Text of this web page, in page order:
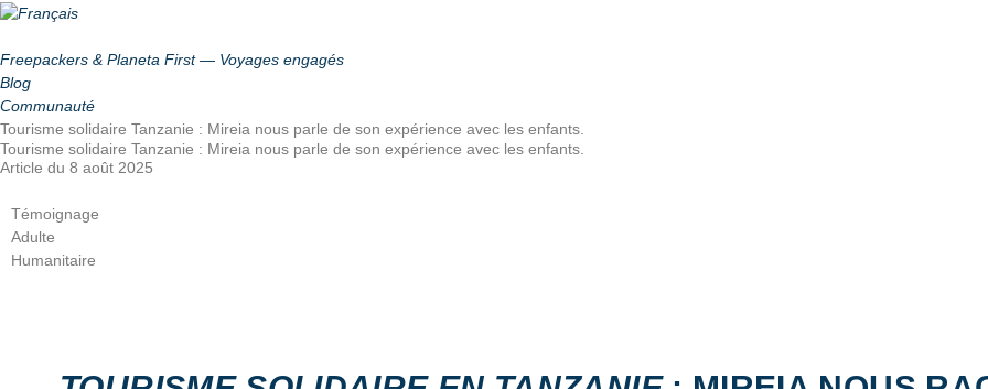
Freepackers & Planeta First — Voyages engagés
Blog
Communauté
Tourisme solidaire Tanzanie : Mireia nous parle de son expérience avec les enfants.
Tourisme solidaire Tanzanie : Mireia nous parle de son expérience avec les enfants.
Article du 8 août 2025
Témoignage
Adulte
Humanitaire